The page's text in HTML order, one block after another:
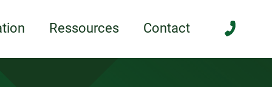
Ressources Contact